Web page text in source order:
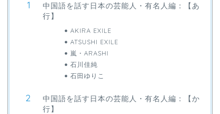
中国語を話す日本の芸能人・有名人編：【あ
行】
AKIRA EXILE
ATSUSHI EXILE
嵐・ARASHI
石川佳純
石田ゆりこ
中国語を話す日本の芸能人・有名人編：【か
行】